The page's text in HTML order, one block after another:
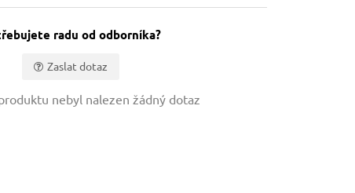
radu od odborníka?
Zaslat dotaz
nebyl nalezen žádný dotaz